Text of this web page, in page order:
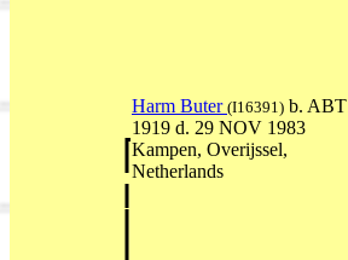
Harm Buter (I16391) b. ABT
1919 d. 29 NOV 1983
Kampen, Overijssel,
Netherlands